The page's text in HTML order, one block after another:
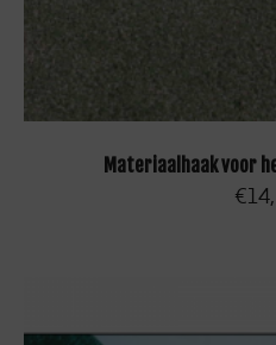
TOEVOEGEN
Materiaalhaak voor
€